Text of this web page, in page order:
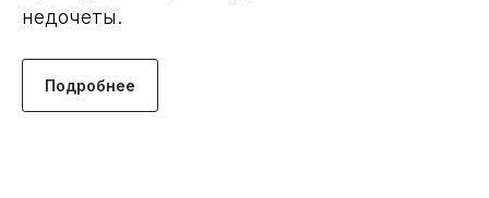
недочеты.
Подробнее